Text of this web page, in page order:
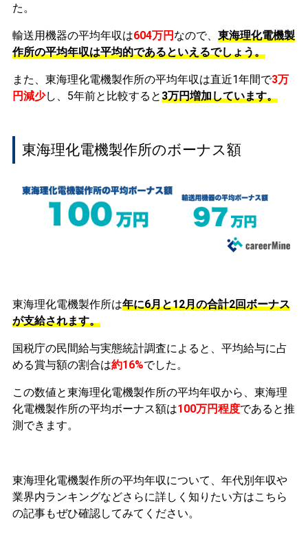
た。
輸送用機器の平均年収は604万円 なので、 東海理化電機製
作所の平均年収は平均的であるといえるでしょう。
また、東海理化電機製作所の平均年収は直近1年間で3万
円減少し、5年前と比較すると3万円増加しています。
東海理化電機製作所のボーナス額
東海理化電機製作所は年に6月と12月の合計2回ボーナス
が支給されます。
国税庁の民間給与実態統計調査によると、平均給与に占
める賞与額の割合は約16%でした。
この数値と東海理化電機製作所の平均年収から、東海理
化電機製作所の平均ボーナス額は100万円程度であると推
測できます。
東海理化電機製作所の平均年収について、年代別年収や
業界内ランキングなどさらに詳しく知りたい方はこちら
の記事もぜひ確認してみてください。